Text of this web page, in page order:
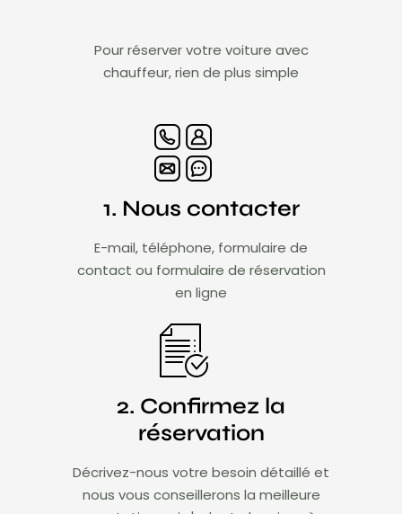
Pour réserver votre voiture avec
chauffeur, rien de plus simple
1. Nous contacter
E-mail, téléphone, formulaire de
contact ou formulaire de réservation
en ligne
2. Confirmez la
réservation
Décrivez-nous votre besoin détaillé et
nous vous conseillerons la meilleure